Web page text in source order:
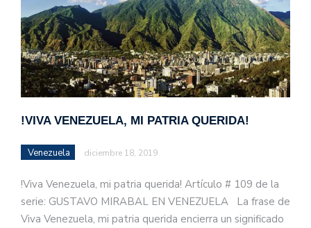
!VIVA VENEZUELA, MI PATRIA QUERIDA!
Venezuela diciembre 18, 2019
!Viva Venezuela, mi patria querida! Artículo # 109 de la
serie: GUSTAVO MIRABAL EN VENEZUELA La frase de
Viva Venezuela, mi patria querida encierra un significado